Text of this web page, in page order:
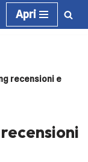
Apri
recensioni e